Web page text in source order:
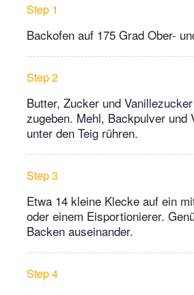
Step 1
Backofen auf 175 Grad Ober-
Step 2
Butter, Zucker und
zugeben. Mehl, Backpulver
unter den Teig rühren.
Step 3
Etwa 14 kleine Klecke auf ein
oder einem Eisportionierer.
Backen auseinander.
Step 4